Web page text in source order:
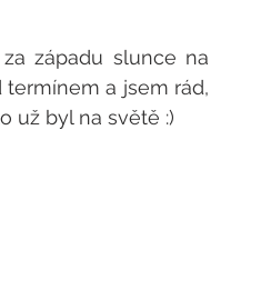
západu slunce na
a jsem rád,
už byl na světě :)